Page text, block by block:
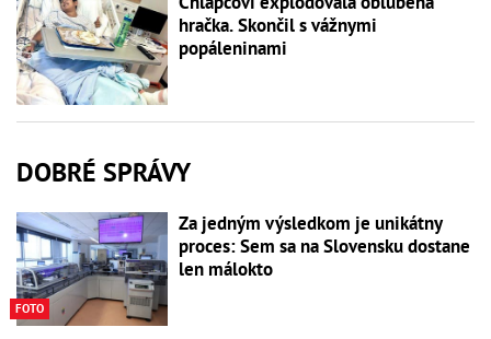
hračka. Skončil s vážnymi
popáleninami
DOBRÉ SPRÁVY
FOTO
Za jedným výsledkom je unikátny
proces: Sem sa na Slovensku dostane
len málokto